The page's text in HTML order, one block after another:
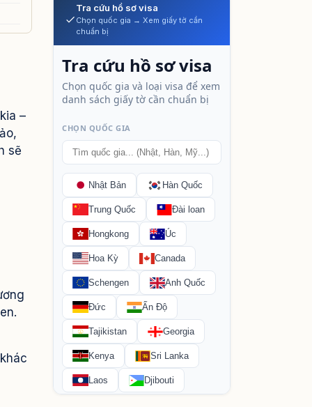
–
sẽ
Tra cứu hồ sơ visa
Chọn quốc gia → Xem giấy tờ cần
chuẩn bị